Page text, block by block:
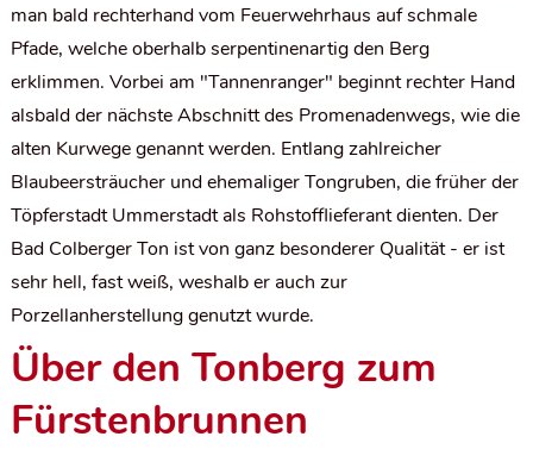
man bald rechterhand vom Feuerwehrhaus auf schmale
Pfade, welche oberhalb serpentinenartig den Berg
erklimmen. Vorbei am "Tannenranger" beginnt rechter Hand
alsbald der nächste Abschnitt des Promenadenwegs, wie die
alten Kurwege genannt werden. Entlang zahlreicher
Blaubeersträucher und ehemaliger Tongruben, die früher der
Töpferstadt Ummerstadt als Rohstofflieferant dienten. Der
Bad Colberger Ton ist von ganz besonderer Qualität - er ist
sehr hell, fast weiß, weshalb er auch zur
Porzellanherstellung genutzt wurde.
Über den Tonberg zum
Fürstenbrunnen